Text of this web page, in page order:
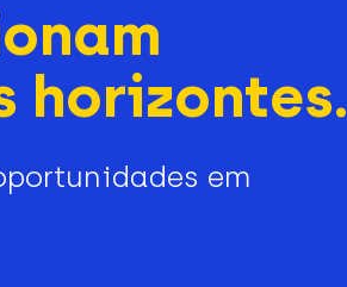
horizontes.
em